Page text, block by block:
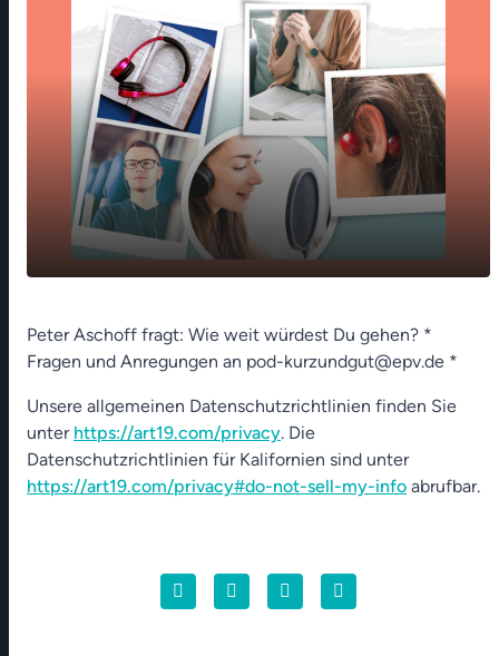
play_arrow
00:00 01:18
Peter Aschoff fragt: Wie weit würdest Du gehen? *
Fragen und Anregungen an pod-kurzundgut@epv.de *
Unsere allgemeinen Datenschutzrichtlinien finden Sie
unter https://art19.com/privacy. Die
Datenschutzrichtlinien für Kalifornien sind unter
https://art19.com/privacy#do-not-sell-my-info abrufbar.